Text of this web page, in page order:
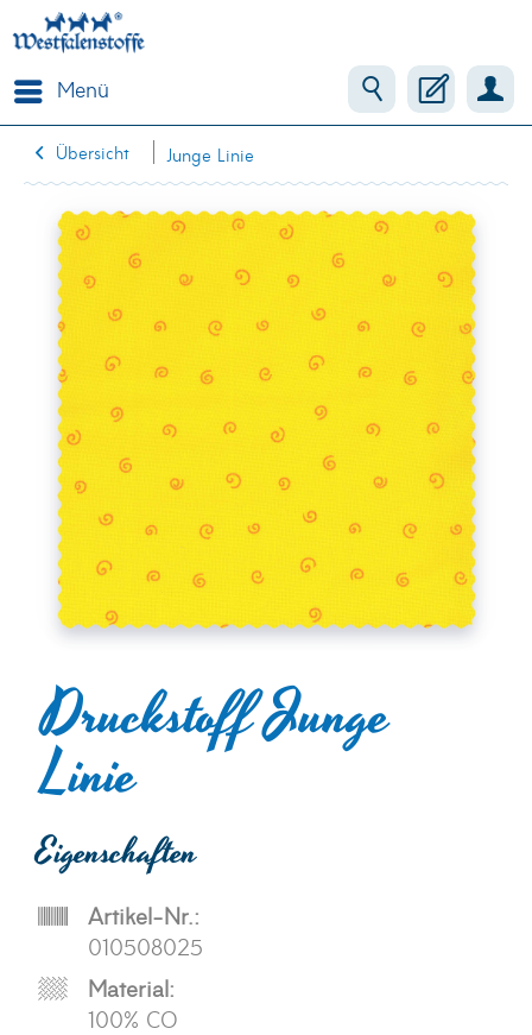
Menü
Übersicht Junge Linie
Druckstoff Junge
Linie
Eigenschaften
Artikel-Nr.:
010508025
Material:
100% CO